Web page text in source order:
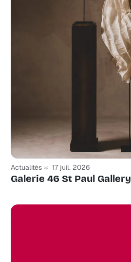
Actualités 17 juil. 2026
Galerie 46 St Paul Gallery